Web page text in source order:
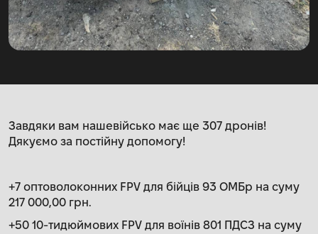
Завдяки вам нашевійсько має ще 307 дронів!
Дякуємо за постійну допомогу!
+7 оптоволоконних FPV для бійців 93 ОМБр на суму
217 000,00 грн.
+50 10-тидюймових FPV для воїнів 801 ПДСЗ на суму